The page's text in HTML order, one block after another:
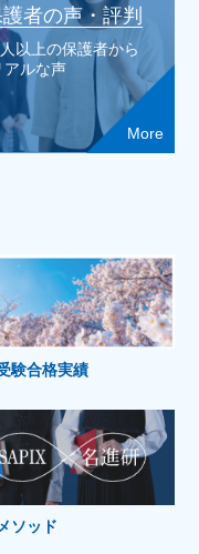
者の声・評判
以上の保護者から
アルな声
More
験合格実績
ソッド